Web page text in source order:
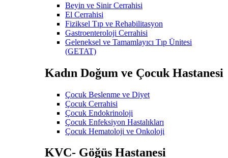
Beyin ve Sinir Cerrahisi
El Cerrahisi
Fiziksel Tıp ve Rehabilitasyon
Gastroenteroloji Cerrahisi
Geleneksel ve Tamamlayıcı Tıp Ünitesi
(GETAT)
Kadın Doğum ve Çocuk Hastanesi
Çocuk Beslenme ve Diyet
Çocuk Cerrahisi
Çocuk Endokrinoloji
Çocuk Enfeksiyon Hastalıkları
Çocuk Hematoloji ve Onkoloji
KVC- Göğüs Hastanesi